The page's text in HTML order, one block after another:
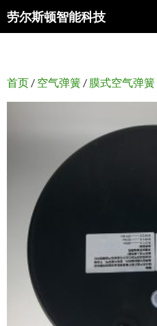
劳尔斯顿智能科技
搜
索
首页 / 空气弹簧 / 膜式空气弹簧